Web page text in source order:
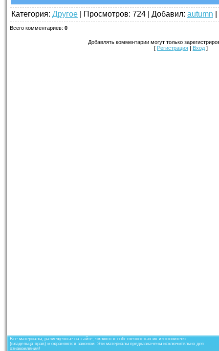
Категория: Другое | Просмотров: 724 | Добавил: autumn |
Всего комментариев: 0
Добавлять комментарии могут только
[ Регистрация | Вход ]
Все материалы, размещенные на сайте, являются собственностью их изготовителя
(владельца прав) и охраняются законом. Эти материалы предназначены исключительно для
ознакомления!